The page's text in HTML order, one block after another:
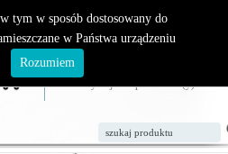
TWÓJ KOSZYK
W koszyku jest 0 produktów(y)
ZAŁÓŻ KONTO LOGOWANIE
tym w sposób dostosowany do
w Państwa urządzeniu
Rozumiem